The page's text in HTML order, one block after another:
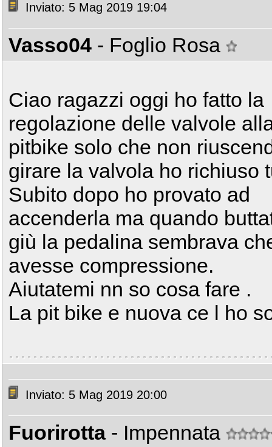
Inviato: 5 Mag 2019 19:04
Vasso04 - Foglio Rosa
Ciao ragazzi oggi ho fatto la
regolazione delle valvole
pitbike solo che non
girare la valvola ho richiuso
Subito dopo ho provato ad
accenderla ma quando
giù la pedalina sembrava
avesse compressione.
Aiutatemi nn so cosa fare .
La pit bike e nuova ce l ho
Inviato: 5 Mag 2019 20:00
Fuorirotta - Impennata